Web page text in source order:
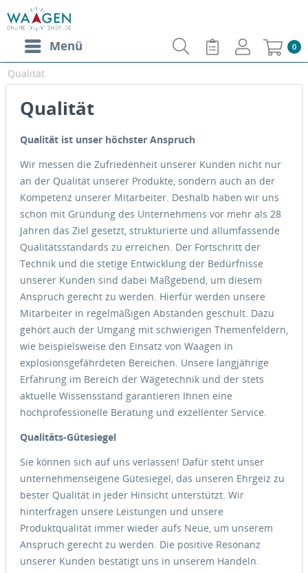
Menü 0
Qualität
Qualität
Qualität ist unser höchster Anspruch
Wir messen die Zufriedenheit unserer Kunden nicht nur
an der Qualität unserer Produkte, sondern auch an der
Kompetenz unserer Mitarbeiter. Deshalb haben wir uns
schon mit Gründung des Unternehmens vor mehr als 28
Jahren das Ziel gesetzt, strukturierte und allumfassende
Qualitätsstandards zu erreichen. Der Fortschritt der
Technik und die stetige Entwicklung der Bedürfnisse
unserer Kunden sind dabei Maßgebend, um diesem
Anspruch gerecht zu werden. Hierfür werden unsere
Mitarbeiter in regelmäßigen Abständen geschult. Dazu
gehört auch der Umgang mit schwierigen Themenfeldern,
wie beispielsweise den Einsatz von Waagen in
explosionsgefährdeten Bereichen. Unsere langjährige
Erfahrung im Bereich der Wägetechnik und der stets
aktuelle Wissensstand garantieren Ihnen eine
hochprofessionelle Beratung und exzellenter Service.
Qualitäts-Gütesiegel
Sie können sich auf uns verlassen! Dafür steht unser
unternehmenseigene Gütesiegel, das unseren Ehrgeiz zu
bester Qualität in jeder Hinsicht unterstützt. Wir
hinterfragen unsere Leistungen und unsere
Produktqualität immer wieder aufs Neue, um unserem
Anspruch gerecht zu werden. Die positive Resonanz
unserer Kunden bestätigt uns in unserem Handeln.